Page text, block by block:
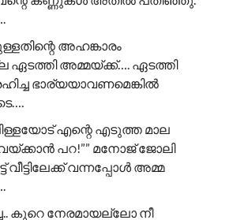
അഹങ്കാരം
ഏടത്തി അമ്മയ്ക്ക്…. ഏടത്തി
ഭാര്യയാവണമെങ്കിൽ
എന്റെ എടുത്ത മാല
പറ!”” ​മനോജ് ജോലി
വന്നപ്പോൾ അമ്മ
കുറെ നേരമായല്ലോ നീ